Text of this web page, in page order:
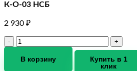
К-О-03 НСБ
2 930 ₽
Количество
Шкаф
В корзину
Купить в 1
клик